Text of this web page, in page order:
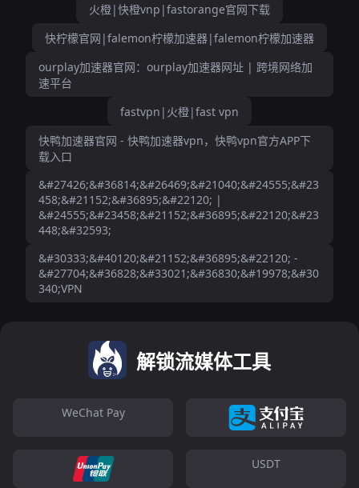
火橙|快橙vnp|fastorange官网下载
快柠檬官网|falemon柠檬加速器|falemon柠檬加速器
ourplay加速器官网：ourplay加速器网址 | 跨境网络加
速平台
fastvpn|火橙|fast vpn
快鸭加速器官网 - 快鸭加速器vpn，快鸭vpn官方APP下
载入口
&#27426;&#36814;&#26469;&#21040;&#24555;&#23
458;&#21152;&#36895;&#22120; |
&#24555;&#23458;&#21152;&#36895;&#22120;&#23
448;&#32593;
&#30333;&#40120;&#21152;&#36895;&#22120; -
&#27704;&#36828;&#33021;&#36830;&#19978;&#30
340;VPN
解锁流媒体工具
WeChat Pay
USDT